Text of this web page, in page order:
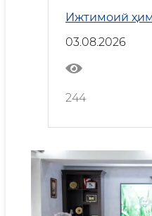
Ижтимоий
03.08.2026
244